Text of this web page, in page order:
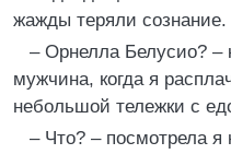
жажды теряли сознание.
– Орнелла Белусио? –
мужчина, когда я
небольшой тележки с
– Что? – посмотрела я